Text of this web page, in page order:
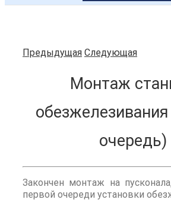
Предыдущая Следующая
Монтаж
очередь)
Закончен монтаж на
первой очереди установки